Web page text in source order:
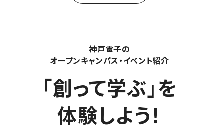
#ストーリーテリング
#動画マーケティング#YouTube動画制作
#エンジニア職種 #技術者キャリア#産業用ロボット
#回路設計#電子機器設計
#カスタマーエンジニア#フィールドエンジニア
#組込みエンジニア#ハードウェアエンジニア
神戸電子の
オープンキャンパス・イベント紹介
「創って学ぶ」を
体験しよう！